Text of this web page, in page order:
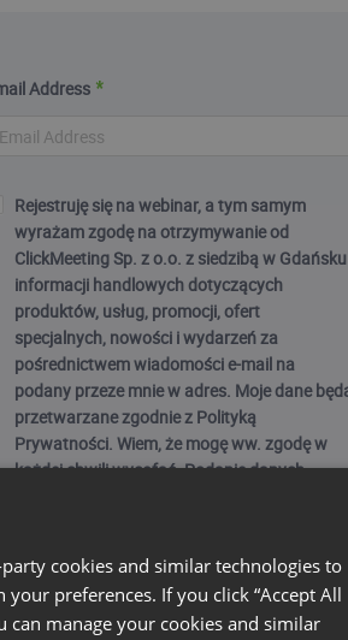
Address
Rejestruję się na webinar, a tym samym
wyrażam zgodę na otrzymywanie od
ClickMeeting Sp. z o.o. z siedzibą w Gdańsku
informacji handlowych dotyczących
produktów, usług, promocji, ofert
specjalnych, nowości i wydarzeń za
pośrednictwem wiadomości e-mail na
podany przeze mnie w adres. Moje dane
przetwarzane zgodnie z Polityką
Prywatności. Wiem, że mogę ww. zgodę w
każdej chwili wycofać. Podanie danych
dobrowolne, ale niezbędne do wzięcia udziału
w webinarium).
cookies and similar technologies to
preferences. If you click “Accept All
can manage your cookies and similar